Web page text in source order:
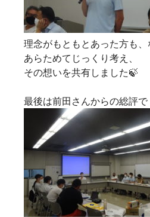
理念がもともとあった方も
あらためてじっくり考え、
その想いを共有しました🍃
最後は前田さんからの総評で